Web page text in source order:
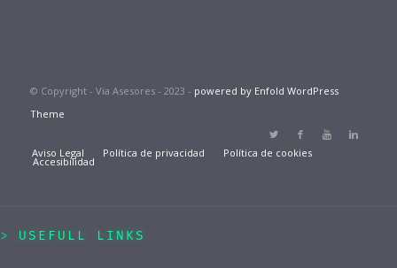
© Copyright - Via Asesores - 2023 - powered by Enfold WordPress
Theme
Aviso Legal Política de privacidad Política de cookies
Accesibilidad
USEFULL LINKS